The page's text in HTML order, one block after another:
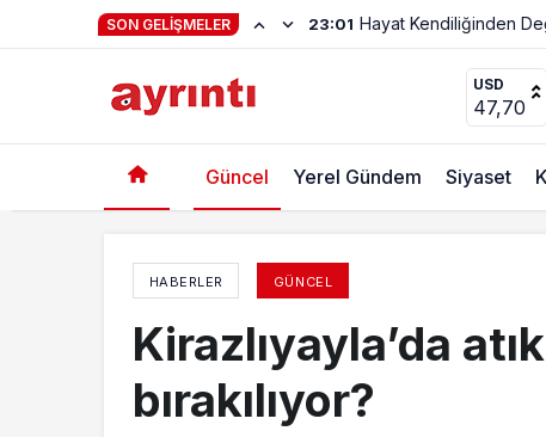
SON GELIŞMELER 22:56 Haftanın Şiiri Adnan
USD
47,70
Güncel Yerel Gündem Siyaset
HABERLER GÜNCEL
Kirazlıyayla’da
bırakılıyor?
CHP Kadın Kolları: Şiddete Mecbur Değiliz!